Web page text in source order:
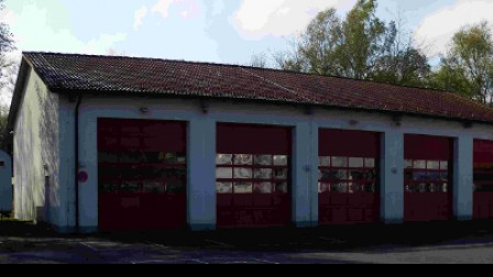
Zum
Inhalt
springen